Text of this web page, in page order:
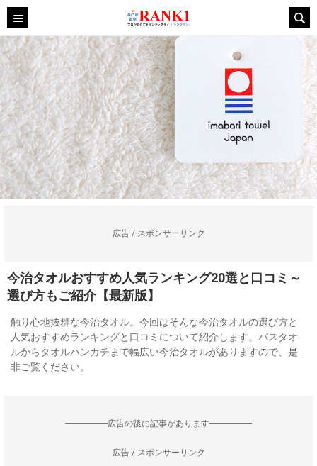
広告 / スポンサーリンク
今治タオルおすすめ人気ランキング20選と口コミ～
選び方もご紹介【最新版】
触り心地抜群な今治タオル。今回はそんな今治タオルの選び方と
人気おすすめランキングと口コミについて紹介します。バスタオ
ルからタオルハンカチまで幅広い今治タオルがありますので、是
非ご覧ください。
--------------------広告の後に記事があります--------------------
広告 / スポンサーリンク